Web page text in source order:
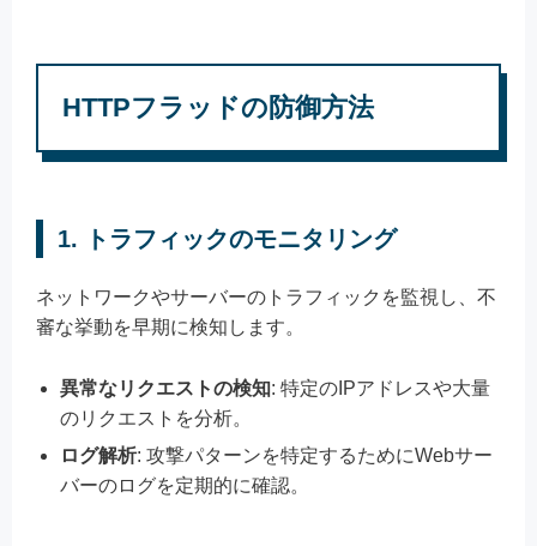
HTTPフラッドの防御方法
1. トラフィックのモニタリング
ネットワークやサーバーのトラフィックを監視し、不
審な挙動を早期に検知します。
異常なリクエストの検知: 特定のIPアドレスや大量
のリクエストを分析。
ログ解析: 攻撃パターンを特定するためにWebサー
バーのログを定期的に確認。